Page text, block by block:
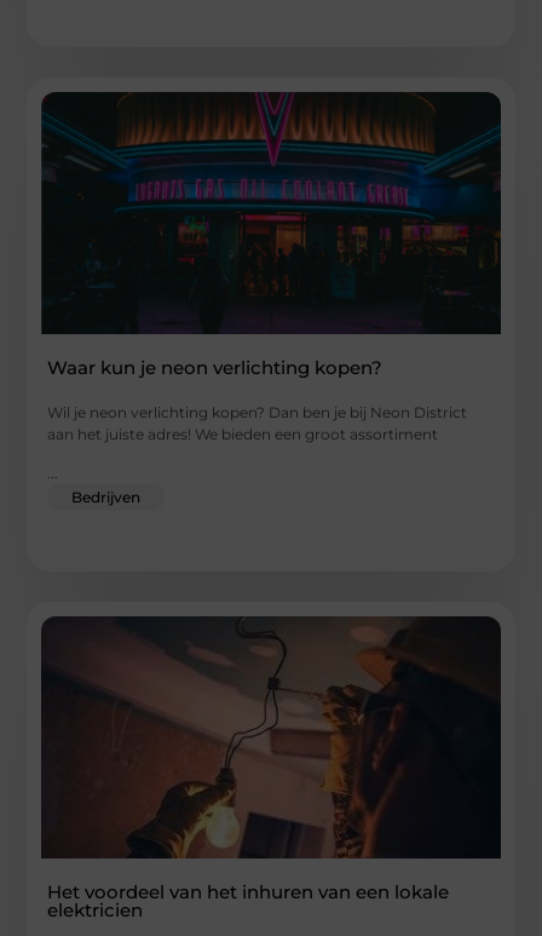
Waar kun je neon verlichting kopen?
Wil je neon verlichting kopen? Dan ben je bij Neon District
aan het juiste adres! We bieden een groot assortiment
...
Bedrijven
Het voordeel van het inhuren van een lokale
elektricien